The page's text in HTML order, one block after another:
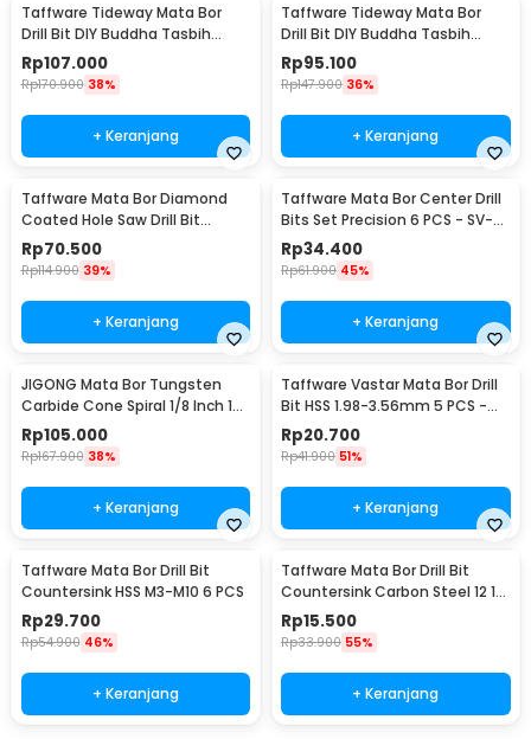
Taffware Tideway Mata Bor
Drill Bit DIY Buddha Tasbih
Beads 2mm 2 PCS 8mm
Rp107.000
Rp170.900 38%
+ Keranjang
Taffware Tideway Mata Bor
Drill Bit DIY Buddha Tasbih
Beads 2mm 2 PCS 12mm
Rp95.100
Rp147.900 36%
+ Keranjang
Taffware Mata Bor Diamond
Coated Hole Saw Drill Bit
6mm-50mm 15 PCS - GJ0105
Rp70.500
Rp114.900 39%
+ Keranjang
Taffware Mata Bor Center Drill
Bits Set Precision 6 PCS - SV-
VDB25
Rp34.400
Rp61.900 45%
+ Keranjang
JIGONG Mata Bor Tungsten
Carbide Cone Spiral 1/8 Inch 10
PCS - JG8
Rp105.000
Rp167.900 38%
+ Keranjang
Taffware Vastar Mata Bor Drill
Bit HSS 1.98-3.56mm 5 PCS -
SV-VDB26
Rp20.700
Rp41.900 51%
+ Keranjang
Taffware Mata Bor Drill Bit
Countersink HSS M3-M10 6 PCS
Rp29.700
Rp54.900 46%
+ Keranjang
Taffware Mata Bor Drill Bit
Countersink Carbon Steel 12 16
19mm 3 PCS
Rp15.500
Rp33.900 55%
+ Keranjang